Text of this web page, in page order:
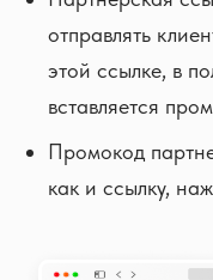
отправлять
этой ссылке, в
вставляется
Промокод
как и ссылку,